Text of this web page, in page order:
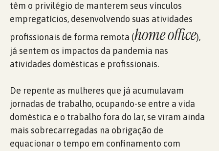
têm o privilégio de manterem seus vínculos
empregatícios, desenvolvendo suas atividades
profissionais de forma remota (home office),
já sentem os impactos da pandemia nas
atividades domésticas e profissionais.
De repente as mulheres que já acumulavam
jornadas de trabalho, ocupando-se entre a vida
doméstica e o trabalho fora do lar, se viram ainda
mais sobrecarregadas na obrigação de
equacionar o tempo em confinamento com